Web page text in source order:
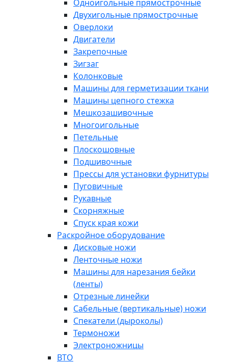
Одноигольные прямострочные
Двухигольные прямострочные
Оверлоки
Двигатели
Закрепочные
Зигзаг
Колонковые
Машины для герметизации ткани
Машины цепного стежка
Мешкозашивочные
Многоигольные
Петельные
Плоскошовные
Подшивочные
Прессы для установки фурнитуры
Пуговичные
Рукавные
Скорняжные
Спуск края кожи
Раскройное оборудование
Дисковые ножи
Ленточные ножи
Машины для нарезания бейки
(ленты)
Отрезные линейки
Сабельные (вертикальные) ножи
Спекатели (дыроколы)
Термоножи
Электроножницы
ВТО